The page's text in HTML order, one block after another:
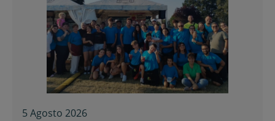
5 Agosto 2026